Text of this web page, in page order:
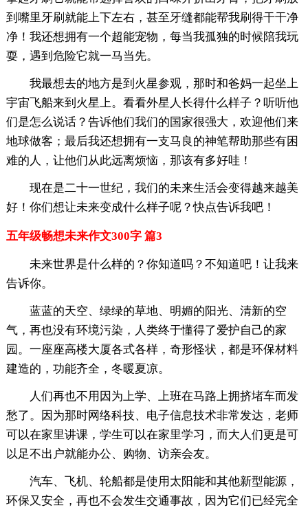
到嘴里牙刷就能上下左右，甚至牙缝都能帮我刷得干干净
净！我还想拥有一个超能宠物，每当我孤独的时候陪我玩
耍，遇到危险它就一马当先。
我最想去的地方是到火星参观，那时和爸妈一起坐上
宇宙飞船来到火星上。看看外星人长得什么样子？听听他
们是怎么说话？告诉他们我们的国家很强大，欢迎他们来
地球做客；最后我还想拥有一支马良的神笔帮助那些有困
难的人，让他们从此远离烦恼，那该有多好哇！
现在是二十一世纪，我们的未来生活会变得越来越美
好！你们想让未来变成什么样子呢？快点告诉我吧！
五年级畅想未来作文300字 篇3
未来世界是什么样的？你知道吗？不知道吧！让我来
告诉你。
蓝蓝的天空、绿绿的草地、明媚的阳光、清新的空
气，再也没有环境污染，人类终于懂得了爱护自己的家
园。一座座高楼大厦各式各样，奇形怪状，都是环保材料
建造的，功能齐全，冬暖夏凉。
人们再也不用因为上学、上班在马路上拥挤堵车而发
愁了。因为那时网络科技、电子信息技术非常发达，老师
可以在家里讲课，学生可以在家里学习，而大人们更是可
以足不出户就能办公、购物、访亲会友。
汽车、飞机、轮船都是使用太阳能和其他新型能源，
环保又安全，再也不会发生交通事故，因为它们已经完全